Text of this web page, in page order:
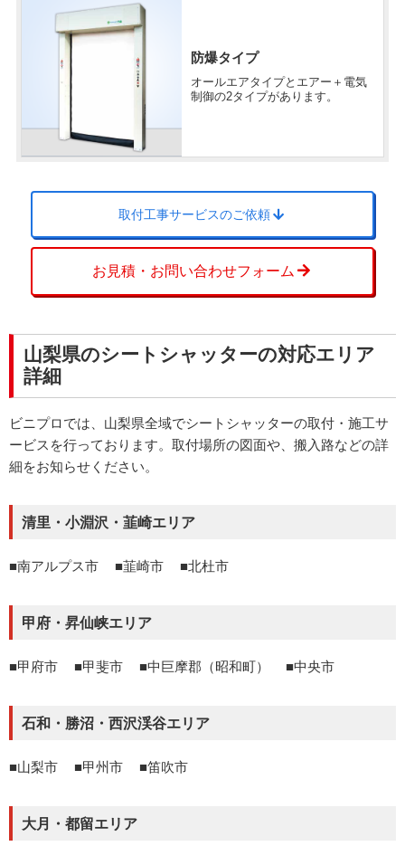
防爆タイプ
オールエアタイプとエアー＋電気
制御の2タイプがあります。
取付工事サービスのご依頼
お見積・お問い合わせフォーム
山梨県のシートシャッターの対応エリア
詳細
ビニプロでは、山梨県全域でシートシャッターの取付・施工サ
ービスを行っております。取付場所の図面や、搬入路などの詳
細をお知らせください。
清里・小淵沢・韮崎エリア
南アルプス市 韮崎市 北杜市
甲府・昇仙峡エリア
甲府市 甲斐市 中巨摩郡（昭和町） 中央市
石和・勝沼・西沢渓谷エリア
山梨市 甲州市 笛吹市
大月・都留エリア